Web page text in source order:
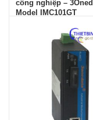
công nghiệp –
Model IMC101GT